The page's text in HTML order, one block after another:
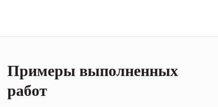
Примеры выполненных
работ